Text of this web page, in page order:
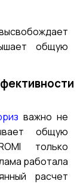
общую
важно не
общую
только
работала
расчет